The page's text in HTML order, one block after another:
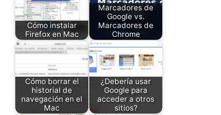
Cómo instalar
Firefox en Mac
Marcadores de
Google vs.
Marcadores de
Chrome
Cómo borrar el
historial de
navegación en el
Mac
¿Debería usar
Google para
acceder a otros
sitios?